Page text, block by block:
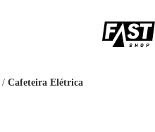
/ Cafeteira Elétrica